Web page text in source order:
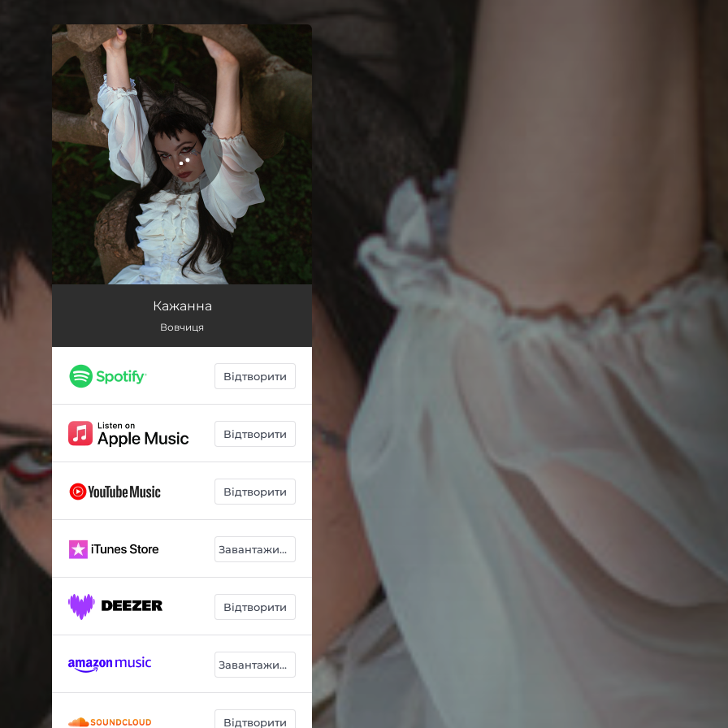
You're all set!
Кажанна
Вовчиця
Відтворити
Відтворити
Відтворити
Завантажити
Відтворити
Завантажити
Відтворити